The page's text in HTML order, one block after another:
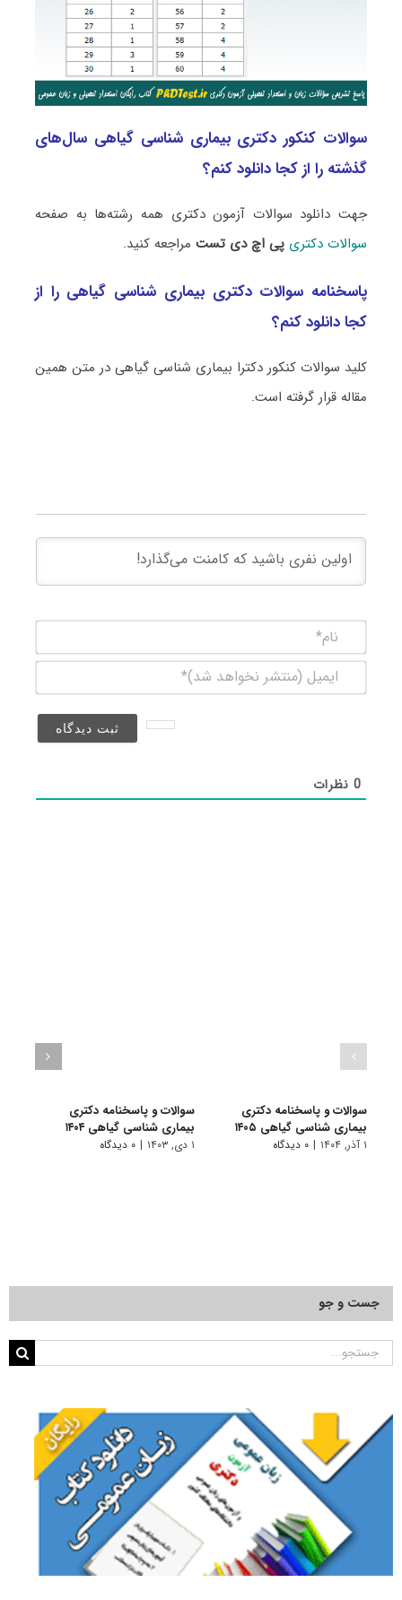
سوالات کنکور دکتری بیماری شناسی گیاهی سال‌های
گذشته را از کجا دانلود کنم؟
جهت دانلود سوالات آزمون دکتری همه رشته‌ها به صفحه
سوالات دکتری پی اچ دی تستمراجعه کنید.
پاسخنامه سوالات دکتری بیماری شناسی گیاهی را از
کجا دانلود کنم؟
کلید سوالات کنکور دکترا بیماری شناسی گیاهی در متن همین
مقاله قرار گرفته است.
(منتشر
0نظرات
سوالات و پاسخنامه دکتری
بیماری شناسی گیاهی ۱۴۰۵
۱ آذر, ۱۴۰۴ | ۰ دیدگاه
سوالات و پاسخنامه دکتری
بیماری شناسی گیاهی ۱۴۰۴
۱ دی, ۱۴۰۳ | ۰ دیدگاه
جست و جو
جستجو